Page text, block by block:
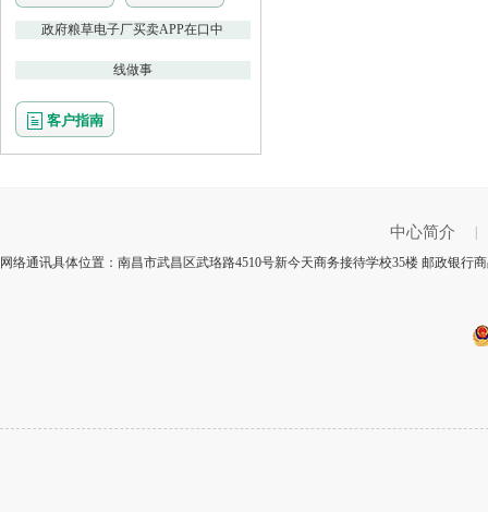
政府粮草电子厂买卖APP在口中
线做事
客户指南
中心简介
网络通讯具体位置：南昌市武昌区武珞路4510号新今天商务接待学校35楼 邮政银行